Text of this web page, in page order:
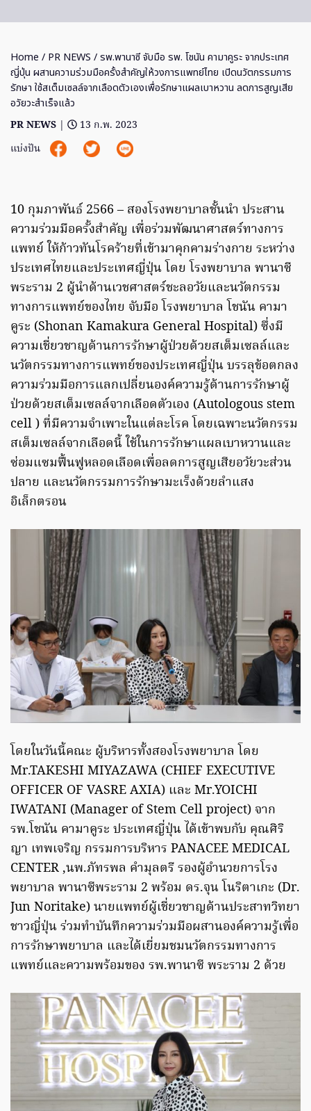
Home / PR NEWS / รพ.พานาซี จับมือ รพ. โชนัน คามาคูระ จากประเทศ
ญี่ปุ่น ผสานความร่วมมือครั้งสำคัญให้วงการแพทย์ไทย เปิดนวัตกรรมการ
รักษา ใช้สเต็มเซลล์จากเลือดตัวเองเพื่อรักษาแผลเบาหวาน ลดการสูญเสีย
อวัยวะสำเร็จแล้ว
PR NEWS |
13 ก.พ. 2023
แบ่งปัน
10 กุมภาพันธ์ 2566 – สองโรงพยาบาลชั้นนำ ประสาน
ความร่วมมือครั้งสำคัญ เพื่อร่วมพัฒนาศาสตร์ทางการ
แพทย์ ให้ก้าวทันโรคร้ายที่เข้ามาคุกคามร่างกาย ระหว่าง
ประเทศไทยและประเทศญี่ปุ่น โดย โรงพยาบาล พานาซี
พระราม 2 ผู้นำด้านเวชศาสตร์ชะลอวัยและนวัตกรรม
ทางการแพทย์ของไทย จับมือ โรงพยาบาล โชนัน คามา
คูระ (Shonan Kamakura General Hospital) ซึ่งมี
ความเชี่ยวชาญด้านการรักษาผู้ป่วยด้วยสเต็มเซลล์และ
นวัตกรรมทางการแพทย์ของประเทศญี่ปุ่น บรรลุข้อตกลง
ความร่วมมือการแลกเปลี่ยนองค์ความรู้ด้านการรักษาผู้
ป่วยด้วยสเต็มเซลล์จากเลือดตัวเอง (Autologous stem
cell ) ที่มีความจำเพาะในแต่ละโรค โดยเฉพาะนวัตกรรม
สเต็มเซลล์จากเลือดนี้ ใช้ในการรักษาแผลเบาหวานและ
ซ่อมแซมฟื้นฟูหลอดเลือดเพื่อลดการสูญเสียอวัยวะส่วน
ปลาย และนวัตกรรมการรักษามะเร็งด้วยลำแสง
อิเล็กตรอน
โดยในวันนี้คณะ ผู้บริหารทั้งสองโรงพยาบาล โดย
Mr.TAKESHI MIYAZAWA (CHIEF EXECUTIVE
OFFICER OF VASRE AXIA) และ Mr.YOICHI
IWATANI (Manager of Stem Cell project) จาก
รพ.โชนัน คามาคูระ ประเทศญี่ปุ่น ได้เข้าพบกับ คุณศิริ
ญา เทพเจริญ กรรมการบริหาร PANACEE MEDICAL
CENTER ,นพ.ภัทรพล คำมุลตรี รองผู้อำนวยการโรง
พยาบาล พานาซีพระราม 2 พร้อม ดร.จุน โนริตาเกะ (Dr.
Jun Noritake) นายแพทย์ผู้เชี่ยวชาญด้านประสาทวิทยา
ชาวญี่ปุ่น ร่วมทำบันทึกความร่วมมือผสานองค์ความรู้เพื่อ
การรักษาพยาบาล และได้เยี่ยมชมนวัตกรรมทางการ
แพทย์และความพร้อมของ รพ.พานาซี พระราม 2 ด้วย